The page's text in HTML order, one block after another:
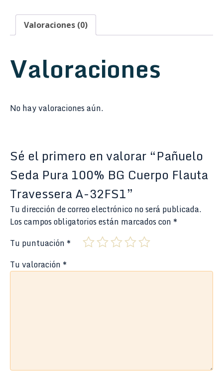
Cuerpo
Flauta
A-
32FS1
cantidad
Valoraciones (0)
Valoraciones
No hay valoraciones aún.
Sé el primero en valorar “Pañuelo
Seda Pura 100% BG Cuerpo Flauta
Travessera A-32FS1”
Tu dirección de correo electrónico no será publicada.
Los campos obligatorios están marcados con *
Tu puntuación *
Tu valoración *